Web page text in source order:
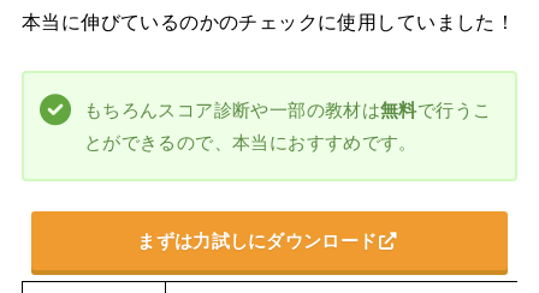
本当に伸びているのかのチェックに使用していました！
もちろんスコア診断や一部の教材は無料で行うこ
とができるので、本当におすすめです。
まずは力試しにダウンロード